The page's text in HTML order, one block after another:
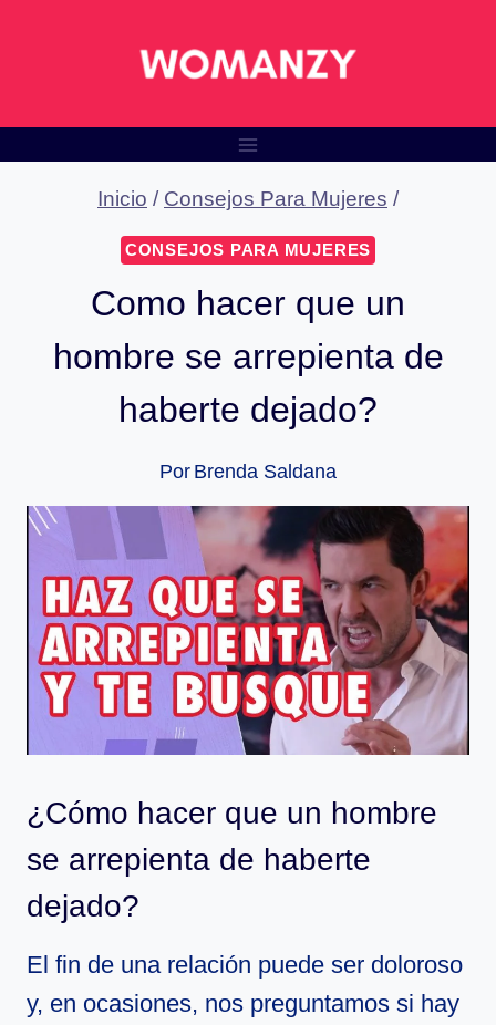
Inicio / Consejos Para Mujeres /
CONSEJOS PARA MUJERES
Como hacer que un
hombre se arrepienta de
haberte dejado?
Por Brenda Saldana
¿Cómo hacer que un hombre
se arrepienta de haberte
dejado?
El fin de una relación puede ser doloroso
y, en ocasiones, nos preguntamos si hay